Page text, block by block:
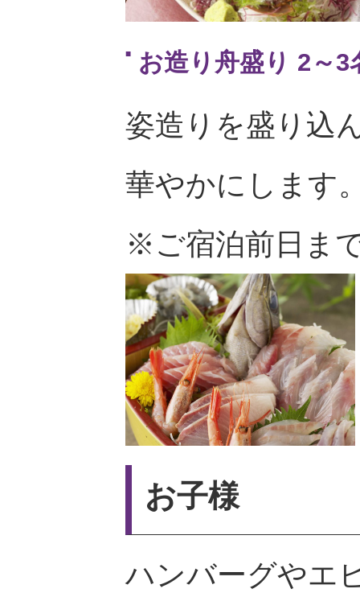
お造り舟盛り 2～3
姿造りを盛り込
華やかにします
※ご宿泊前日ま
お子様
ハンバーグやエ